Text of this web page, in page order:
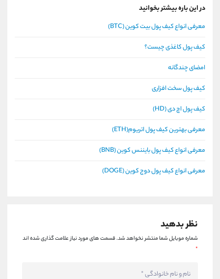
در این باره بیشتر بخوانید
معرفی انواع کیف پول بیت کوین (BTC)
کیف پول کاغذی چیست؟
امضای چندگانه
کیف پول سخت افزاری
کیف پول اچ دی (HD)
معرفی بهترین کیف پول اتریوم(ETH)
معرفی انواع کیف پول بایننس کوین (BNB)
معرفی انواع کیف پول دوج کوین (DOGE)
نظر بدهید
شماره موبایل شما منتشر نخواهد شد.قسمت های مورد نیاز علامت گذاری شده اند
*